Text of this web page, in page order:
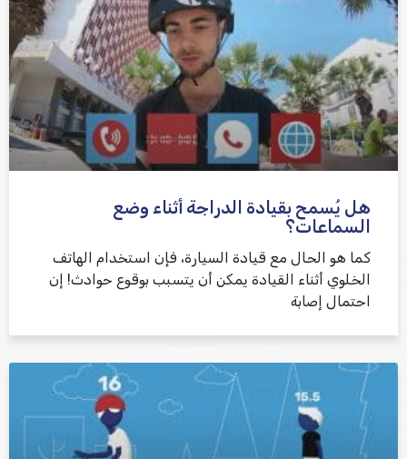
هل يُسمح بقيادة الدراجة أثناء وضع
السماعات؟
كما هو الحال مع قيادة السيارة، فإن استخدام الهاتف
الخلوي أثناء القيادة يمكن أن يتسبب بوقوع حوادث! إن
احتمال إصابة